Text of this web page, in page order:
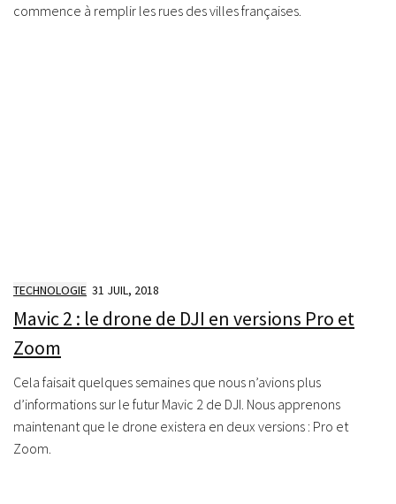
commence à remplir les rues des villes françaises.
TECHNOLOGIE 31 JUIL, 2018
Mavic 2 : le drone de DJI en versions Pro et
Zoom
Cela faisait quelques semaines que nous n’avions plus
d’informations sur le futur Mavic 2 de DJI. Nous apprenons
maintenant que le drone existera en deux versions : Pro et
Zoom.